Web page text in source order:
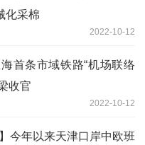
化采棉
2022-10-12
首条市域铁路“机场联络
收官
2022-10-12
今年以来天津口岸中欧班